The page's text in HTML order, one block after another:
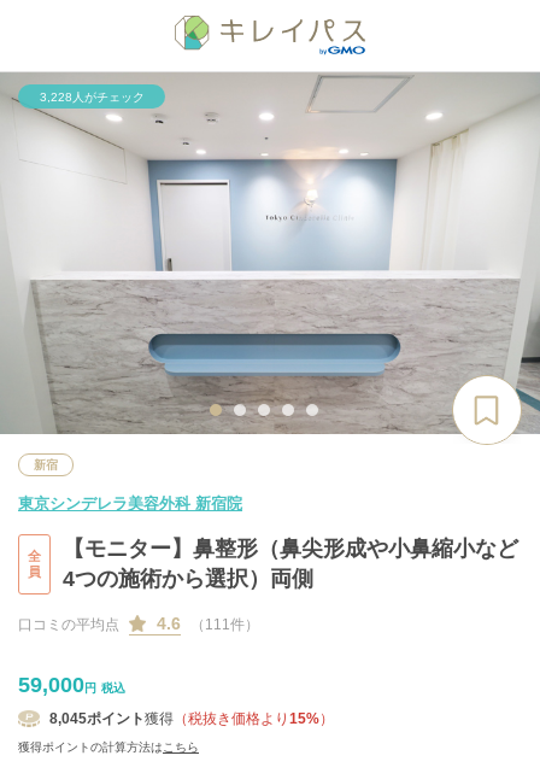
3,228人がチェック
新宿
東京シンデレラ美容外科 新宿院
全
員
【モニター】鼻整形（鼻尖形成や小鼻縮小など
4つの施術から選択）両側
口コミの平均点 4.6 （111件）
59,000円 税込
8,045ポイント獲得 （税抜き価格より 15%）
獲得ポイントの計算方法はこちら